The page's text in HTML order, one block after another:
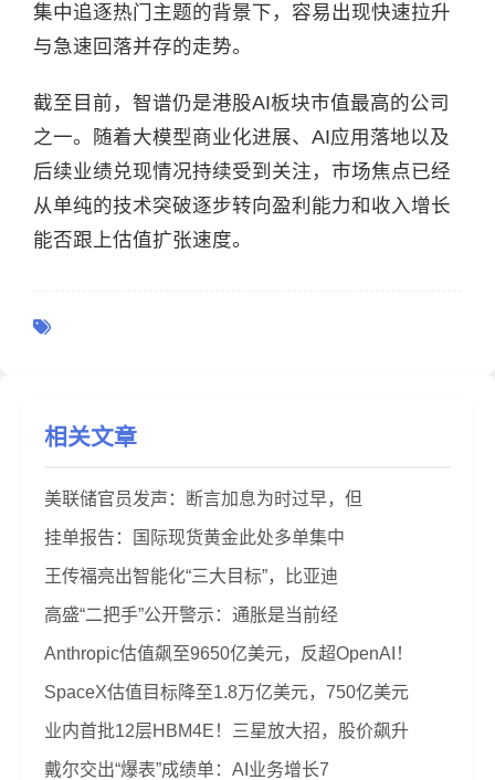
集中追逐热门主题的背景下，容易出现快速拉升
与急速回落并存的走势。
截至目前，智谱仍是港股AI板块市值最高的公司
之一。随着大模型商业化进展、AI应用落地以及
后续业绩兑现情况持续受到关注，市场焦点已经
从单纯的技术突破逐步转向盈利能力和收入增长
能否跟上估值扩张速度。
相关文章
美联储官员发声：断言加息为时过早，但
挂单报告：国际现货黄金此处多单集中
王传福亮出智能化“三大目标”，比亚迪
高盛“二把手”公开警示：通胀是当前经
Anthropic估值飙至9650亿美元，反超OpenAI！
SpaceX估值目标降至1.8万亿美元，750亿美元
业内首批12层HBM4E！三星放大招，股价飙升
戴尔交出“爆表”成绩单：AI业务增长7